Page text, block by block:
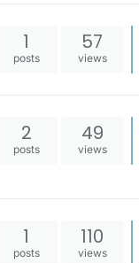
1
posts
57
views
2
posts
49
views
1
posts
110
views